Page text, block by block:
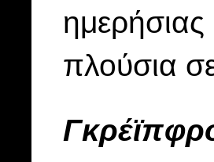
ημερήσιας
πλούσια